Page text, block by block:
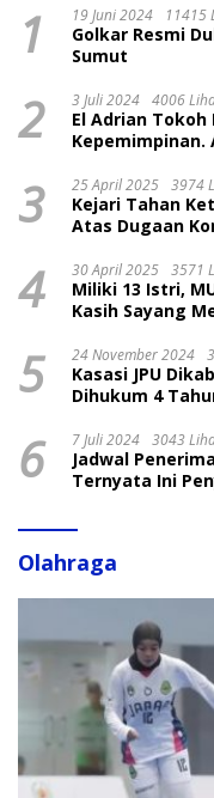
1 19 Juni 2024 11415
Golkar Resmi
Sumut
2 3 Juli 2024 4006
El Adrian
Kepemimpinan.
3 25 April 2025 3974
Kejari Tahan
Atas Dugaan
4 30 April 2025 3571
Miliki 13 Istri,
Kasih Sayang
5 24 November 2024
Kasasi JPU
Dihukum 4
6 7 Juli 2024 3043
Jadwal
Ternyata Ini
Olahraga